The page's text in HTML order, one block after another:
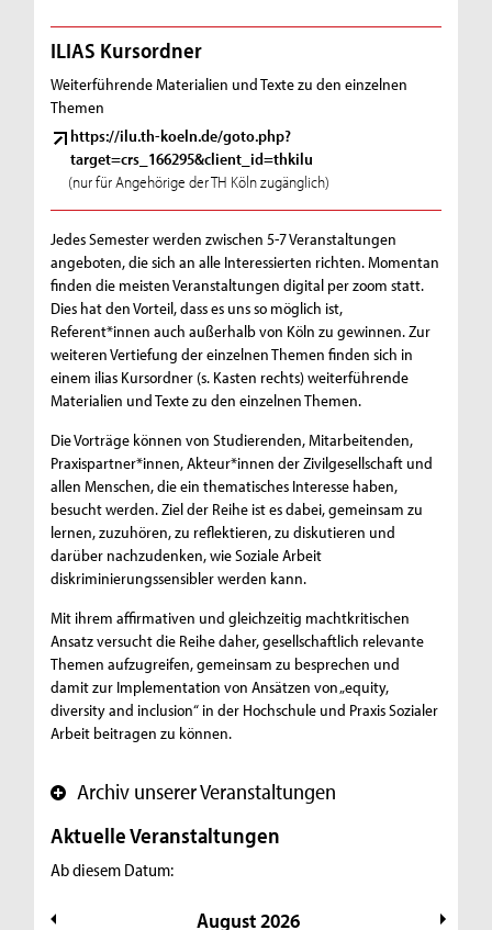
s
k
r
i
i
k
u
n
d
A
n
t
i
d
i
s
k
r
m
i
n
ILIAS Kursordner
Weiterführende Materialien und Texte zu den einzelnen
Themen
https://ilu.th-koeln.de/goto.php?
target=crs_166295&client_id=thkilu
(nur für Angehörige der TH Köln zugänglich)
Jedes Semester werden zwischen 5-7 Veranstaltungen
angeboten, die sich an alle Interessierten richten. Momentan
finden die meisten Veranstaltungen digital per zoom statt.
Dies hat den Vorteil, dass es uns so möglich ist,
Referent*innen auch außerhalb von Köln zu gewinnen. Zur
weiteren Vertiefung der einzelnen Themen finden sich in
einem ilias Kursordner (s. Kasten rechts) weiterführende
Materialien und Texte zu den einzelnen Themen.
Die Vorträge können von Studierenden, Mitarbeitenden,
Praxispartner*innen, Akteur*innen der Zivilgesellschaft und
allen Menschen, die ein thematisches Interesse haben,
besucht werden. Ziel der Reihe ist es dabei, gemeinsam zu
lernen, zuzuhören, zu reflektieren, zu diskutieren und
darüber nachzudenken, wie Soziale Arbeit
diskriminierungssensibler werden kann.
Mit ihrem affirmativen und gleichzeitig machtkritischen
Ansatz versucht die Reihe daher, gesellschaftlich relevante
Themen aufzugreifen, gemeinsam zu besprechen und
damit zur Implementation von Ansätzen von „equity,
diversity and inclusion“ in der Hochschule und Praxis Sozialer
Arbeit beitragen zu können.
+ Archiv unserer Veranstaltungen
Aktuelle Veranstaltungen
Ab diesem Datum:
August2026